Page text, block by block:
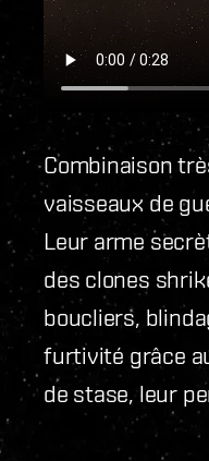
Combinaison
vaisseaux de
Leur arme
des clones
boucliers,
furtivité grâce
de stase, leur